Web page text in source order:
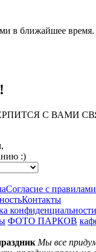
в ближайшее время.
С ВАМИ
:)
Согласие с правилами
Контакты
конфиденциальности
ФОТО ПАРКОВ
Мы все